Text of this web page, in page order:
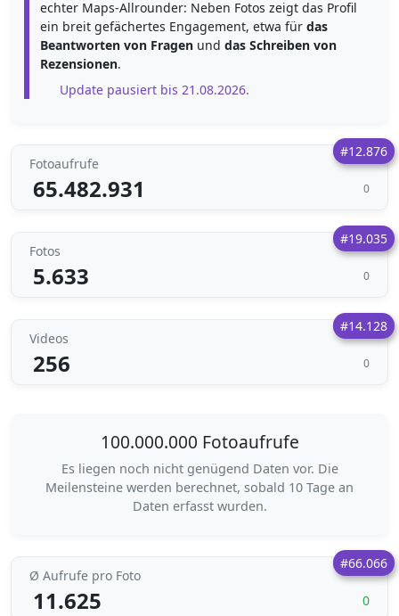
echter Maps-Allrounder: Neben Fotos zeigt das Profil
ein breit gefächertes Engagement, etwa für das
Beantworten von Fragen und das Schreiben von
Rezensionen.
Update pausiert bis 21.08.2026.
#12.876
Fotoaufrufe
65.482.931 0
#19.035
Fotos
5.633 0
#14.128
Videos
256 0
100.000.000 Fotoaufrufe
Es liegen noch nicht genügend Daten vor. Die
Meilensteine werden berechnet, sobald 10 Tage an
Daten erfasst wurden.
#66.066
Ø Aufrufe pro Foto
11.625 0